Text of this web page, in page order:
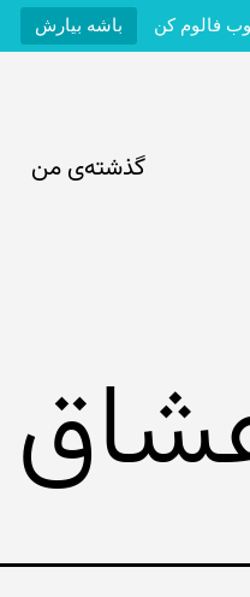
فالوم کن باشه بیارش
گذشته‌ی من